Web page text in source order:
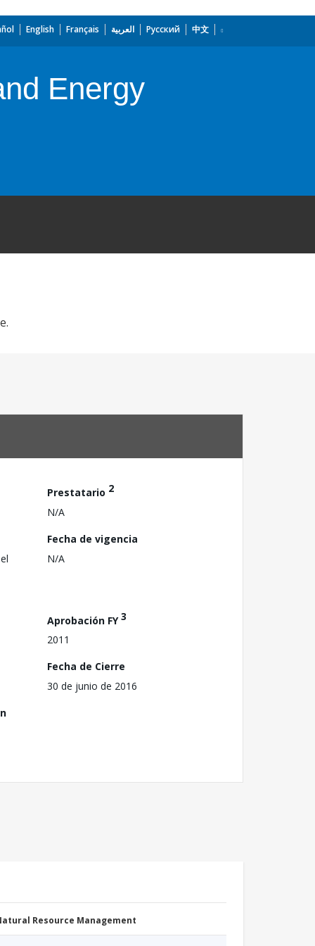
English Français العربية Русский 中文
Energy
Prestatario 2
N/A
Fecha de vigencia
N/A
Aprobación FY3
2011
Fecha de Cierre
30 de junio de 2016
Resource Management